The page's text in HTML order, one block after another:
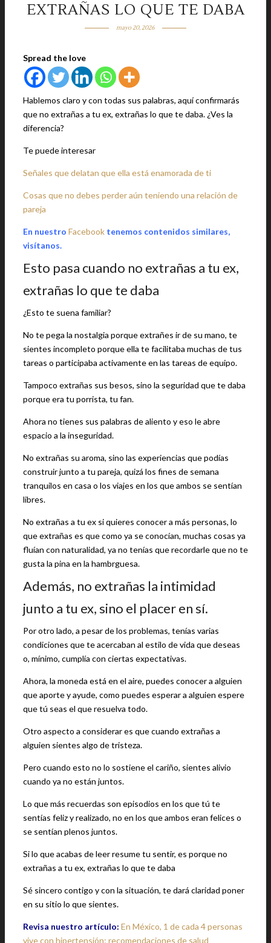
EXTRAÑAS LO QUE TE DABA
mayo 20, 2026
Spread the love
Hablemos claro y con todas sus palabras, aquí confirmarás
que no extrañas a tu ex, extrañas lo que te daba. ¿Ves la
diferencia?
Te puede interesar
Señales que delatan que ella está enamorada de ti
Cosas que no debes perder aún teniendo una relación de
pareja
En nuestro Facebook tenemos contenidos similares,
visítanos.
Esto pasa cuando no extrañas a tu ex,
extrañas lo que te daba
¿Esto te suena familiar?
No te pega la nostalgia porque extrañes ir de su mano, te
sientes incompleto porque ella te facilitaba muchas de tus
tareas o participaba activamente en las tareas de equipo.
Tampoco extrañas sus besos, sino la seguridad que te daba
porque era tu porrista, tu fan.
Ahora no tienes sus palabras de aliento y eso le abre
espacio a la inseguridad.
No extrañas su aroma, sino las experiencias que podías
construir junto a tu pareja, quizá los fines de semana
tranquilos en casa o los viajes en los que ambos se sentían
libres.
No extrañas a tu ex si quieres conocer a más personas, lo
que extrañas es que como ya se conocían, muchas cosas ya
fluían con naturalidad, ya no tenías que recordarle que no te
gusta la pina en la hambrguesa.
Además, no extrañas la intimidad
junto a tu ex, sino el placer en sí.
Por otro lado, a pesar de los problemas, tenías varias
condiciones que te acercaban al estilo de vida que deseas
o, mínimo, cumplía con ciertas expectativas.
Ahora, la moneda está en el aire, puedes conocer a alguien
que aporte y ayude, como puedes esperar a alguien espere
que tú seas el que resuelva todo.
Otro aspecto a considerar es que cuando extrañas a
alguien sientes algo de tristeza.
Pero cuando esto no lo sostiene el cariño, sientes alivio
cuando ya no están juntos.
Lo que más recuerdas son episodios en los que tú te
sentías feliz y realizado, no en los que ambos eran felices o
se sentían plenos juntos.
Si lo que acabas de leer resume tu sentir, es porque no
extrañas a tu ex, extrañas lo que te daba
Sé sincero contigo y con la situación, te dará claridad poner
en su sitio lo que sientes.
Revisa nuestro artículo: En México, 1 de cada 4 personas
vive con hipertensión: recomendaciones de salud